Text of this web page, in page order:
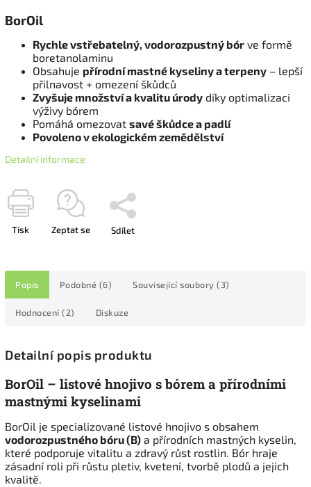
BorOil
Rychle vstřebatelný, vodorozpustný bór ve formě
boretanolaminu
Obsahuje přírodní mastné kyseliny a terpeny – lepší
přilnavost + omezení škůdců
Zvyšuje množství a kvalitu úrody díky optimalizaci
výživy bórem
Pomáhá omezovat savé škůdce a padlí
Povoleno v ekologickém zemědělství
Detailní informace
Tisk Zeptat se Sdílet
Popis Podobné (6) Související soubory (3)
Hodnocení (2) Diskuze
Detailní popis produktu
BorOil – listové hnojivo s bórem a přírodními
mastnými kyselinami
BorOil je specializované listové hnojivo s obsahem
vodorozpustného bóru (B) a přírodních mastných kyselin,
které podporuje vitalitu a zdravý růst rostlin. Bór hraje
zásadní roli při růstu pletiv, kvetení, tvorbě plodů a jejich
kvalitě.